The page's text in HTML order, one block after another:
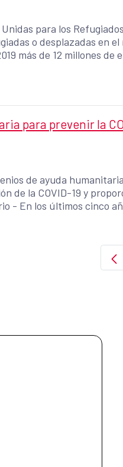
para los
o desplazadas en
más de 12 millones
de la pandemia
para prevenir la
de ayuda
de la COVID-19 y
- En los últimos cinco
en solidaridad con las
por la Agencia
Internacional para